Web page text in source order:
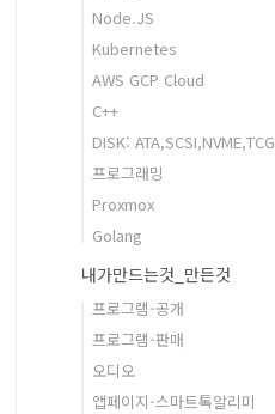
Node.JS
Kubernetes
AWS GCP Cloud
C++
DISK: ATA,SCSI,NVME,TCG
프로그래밍
Proxmox
Golang
내가만드는것_만든것
프로그램-공개
프로그램-판매
오디오
앱페이지-스마트톡알리미